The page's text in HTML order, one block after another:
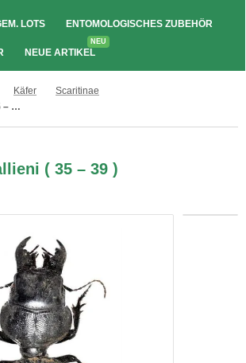
LOTS ENTOMOLOGISCHES ZUBEHÖR
NEUE ARTIKEL
NEU
Käfer
Scaritinae
Dinoscaris gallieni ( 35 – 39 )
( 35 – 39 )